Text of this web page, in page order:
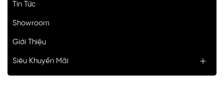
Tin Tức
Showroom
Giới Thiệu
Siêu Khuyến Mãi